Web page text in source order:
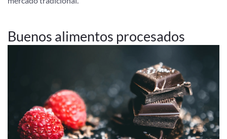
Buenos alimentos procesados